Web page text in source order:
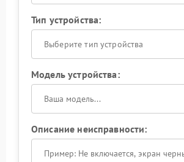
Тип устройства:
Выберите тип устройства
Модель устройства:
Описание неисправности: